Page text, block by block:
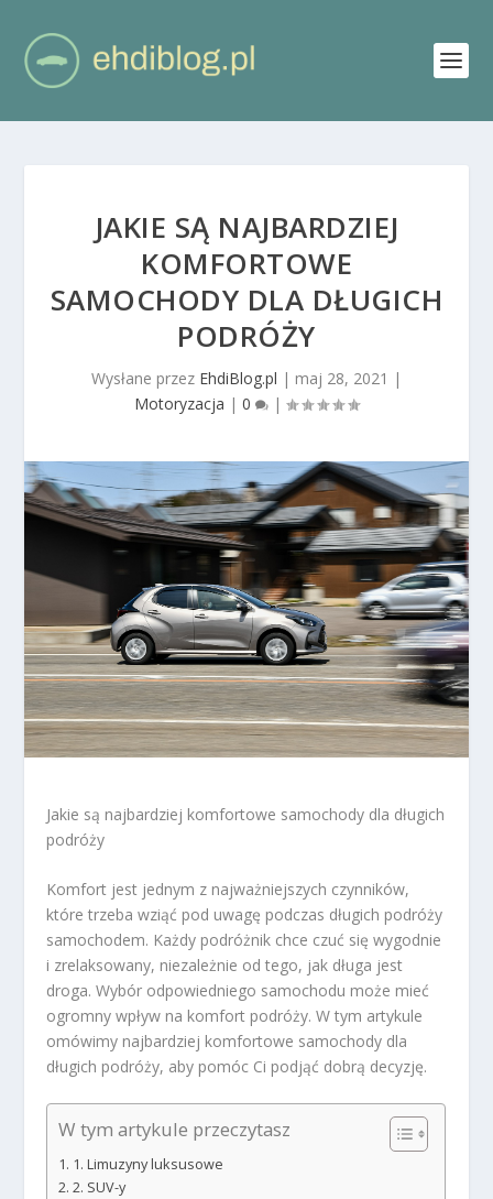
JAKIE SĄ NAJBARDZIEJ
KOMFORTOWE
SAMOCHODY DLA DŁUGICH
PODRÓŻY
Wysłane przez EhdiBlog.pl | maj 28, 2021 |
Motoryzacja | 0 |
Jakie są najbardziej komfortowe samochody dla długich
podróży
Komfort jest jednym z najważniejszych czynników,
które trzeba wziąć pod uwagę podczas długich podróży
samochodem. Każdy podróżnik chce czuć się wygodnie
i zrelaksowany, niezależnie od tego, jak długa jest
droga. Wybór odpowiedniego samochodu może mieć
ogromny wpływ na komfort podróży. W tym artykule
omówimy najbardziej komfortowe samochody dla
długich podróży, aby pomóc Ci podjąć dobrą decyzję.
W tym artykule przeczytasz
1. Limuzyny luksusowe
2. SUV-y